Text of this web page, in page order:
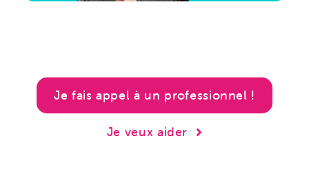
Je fais appel à un professionnel !
Je veux aider